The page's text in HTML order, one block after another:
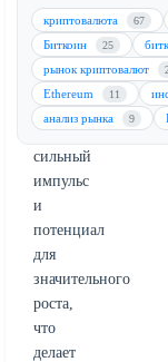
Согласно
анализу
трейдера,
эти
сектора
демонстрируют
сильный
импульс
и
потенциал
для
значительного
роста,
что
делает
криптовалюта 67
Биткоин 25
рынок криптовалют
Ethereum 11
анализ рынка 9